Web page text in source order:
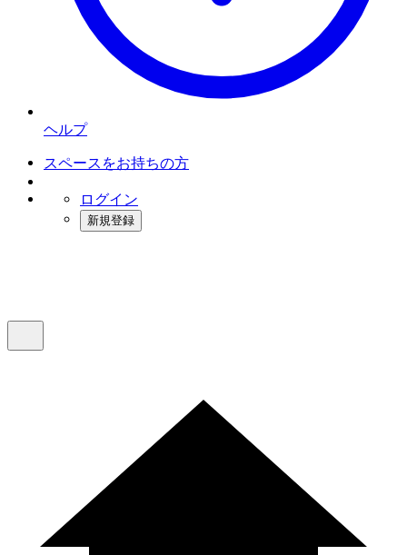
ヘルプ
スペースをお持ちの方
ログイン
新規登録